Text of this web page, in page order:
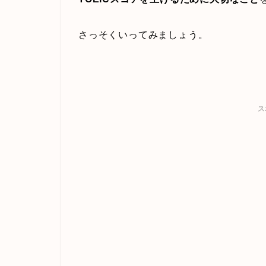
さっそくいってみましょう。